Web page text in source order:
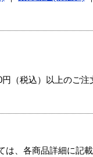
（税込）以上のご注
、各商品詳細に記